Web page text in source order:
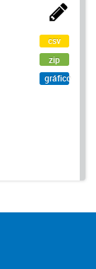
csv
zip
gráfico